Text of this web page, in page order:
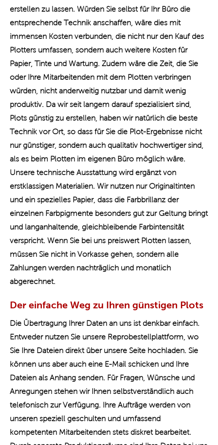
erstellen zu lassen. Würden Sie selbst für Ihr Büro die
entsprechende Technik anschaffen, wäre dies mit
immensen Kosten verbunden, die nicht nur den Kauf des
Plotters umfassen, sondern auch weitere Kosten für
Papier, Tinte und Wartung. Zudem wäre die Zeit, die Sie
oder Ihre Mitarbeitenden mit dem Plotten verbringen
würden, nicht anderweitig nutzbar und damit wenig
produktiv. Da wir seit langem darauf spezialisiert sind,
Plots günstig zu erstellen, haben wir natürlich die beste
Technik vor Ort, so dass für Sie die Plot-Ergebnisse nicht
nur günstiger, sondern auch qualitativ hochwertiger sind,
als es beim Plotten im eigenen Büro möglich wäre.
Unsere technische Ausstattung wird ergänzt von
erstklassigen Materialien. Wir nutzen nur Originaltinten
und ein spezielles Papier, dass die Farbbrillanz der
einzelnen Farbpigmente besonders gut zur Geltung bringt
und langanhaltende, gleichbleibende Farbintensität
verspricht. Wenn Sie bei uns preiswert Plotten lassen,
müssen Sie nicht in Vorkasse gehen, sondern alle
Zahlungen werden nachträglich und monatlich
abgerechnet.
Der einfache Weg zu Ihren günstigen Plots
Die Übertragung Ihrer Daten an uns ist denkbar einfach.
Entweder nutzen Sie unsere Reprobestellplattform, wo
Sie Ihre Dateien direkt über unsere Seite hochladen. Sie
können uns aber auch eine E-Mail schicken und Ihre
Dateien als Anhang senden. Für Fragen, Wünsche und
Anregungen stehen wir Ihnen selbstverständlich auch
telefonisch zur Verfügung. Ihre Aufträge werden von
unseren speziell geschulten und umfassend
kompetenten Mitarbeitenden stets diskret bearbeitet.